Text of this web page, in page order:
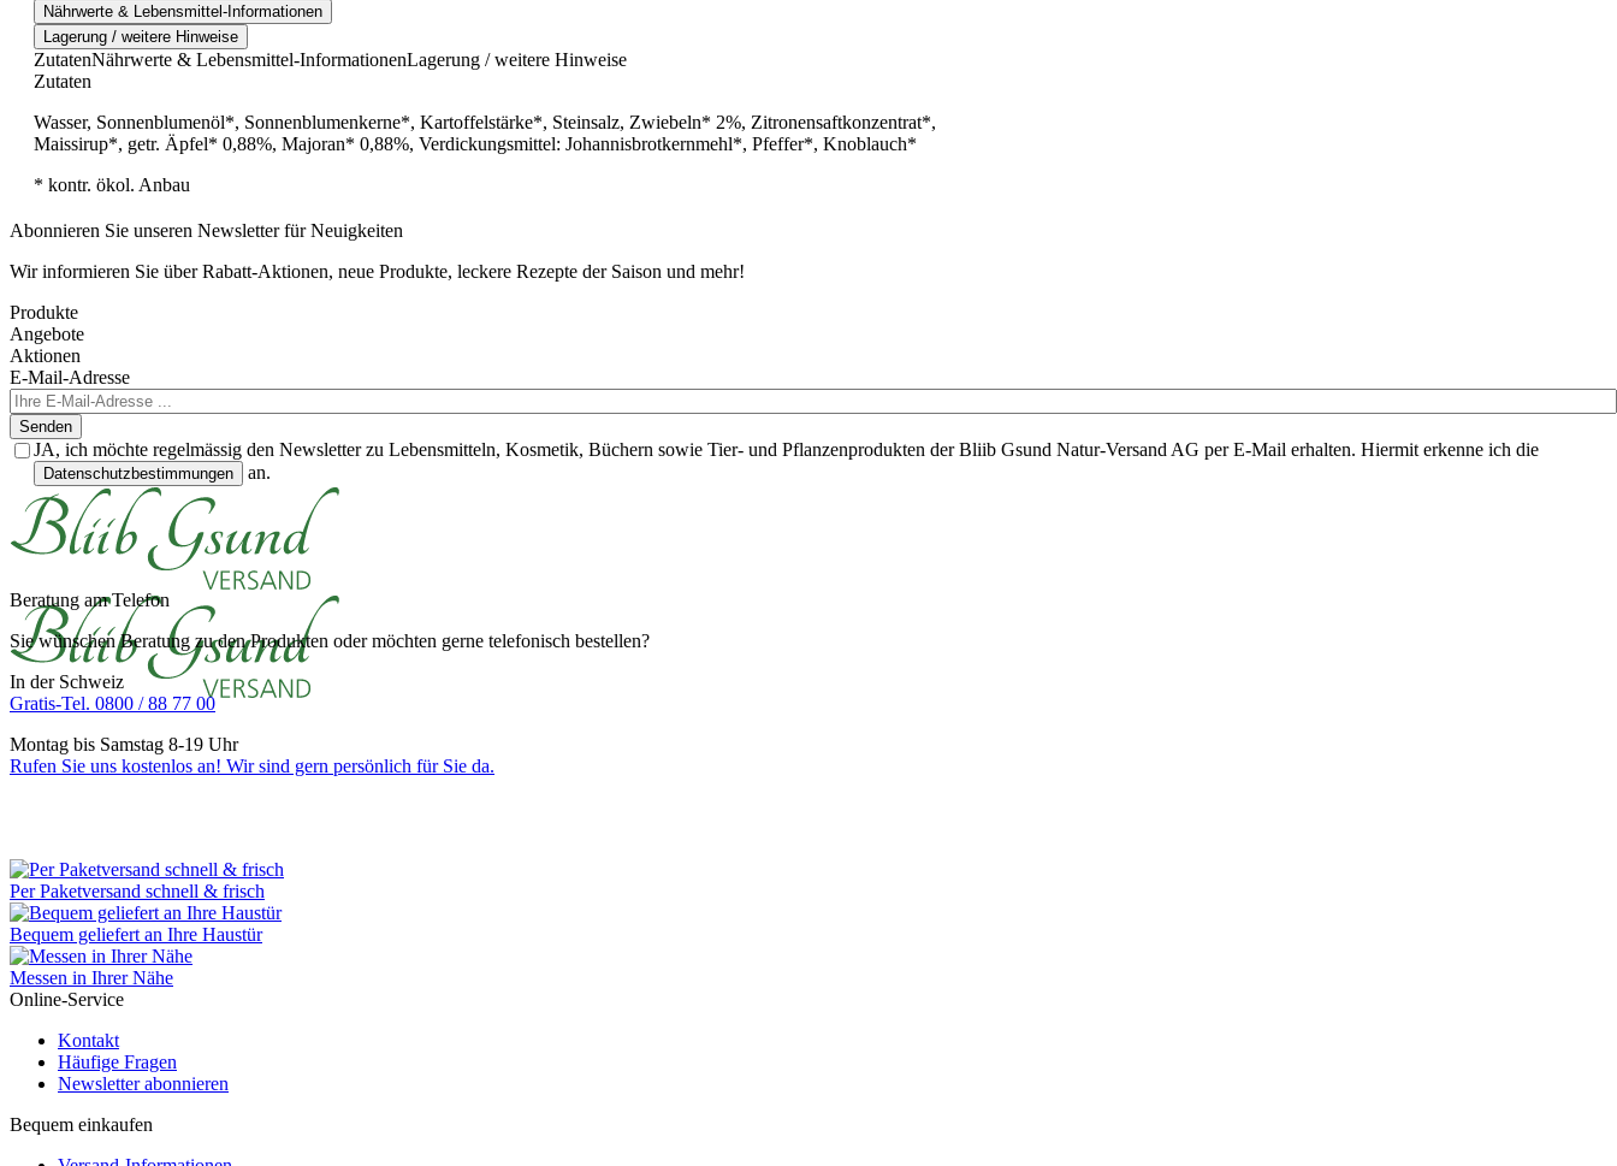
Nährwerte & Lebensmittel-Informationen
Lagerung / weitere Hinweise
ZutatenNährwerte & Lebensmittel-InformationenLagerung / weitere Hinweise
Zutaten
Wasser, Sonnenblumenöl*, Sonnenblumenkerne*, Kartoffelstärke*, Steinsalz, Zwiebeln* 2%, Zitronensaftkonzentrat*,
Maissirup*, getr. Äpfel* 0,88%, Majoran* 0,88%, Verdickungsmittel: Johannisbrotkernmehl*, Pfeffer*, Knoblauch*
* kontr. ökol. Anbau
Abonnieren Sie unseren Newsletter für Neuigkeiten
Wir informieren Sie über Rabatt-Aktionen, neue Produkte, leckere Rezepte der Saison und mehr!
Produkte
Angebote
Aktionen
E-Mail-Adresse
Senden
JA, ich möchte regelmässig den Newsletter zu Lebensmitteln, Kosmetik, Büchern sowie Tier- und Pflanzenprodukten der Bliib Gsund Natur-Versand AG per E-Mail erhalten. Hiermit erkenne ich die
Datenschutzbestimmungen an.
Beratung am Telefon
Sie wünschen Beratung zu den Produkten oder möchten gerne telefonisch bestellen?
In der Schweiz
Gratis-Tel. 0800 / 88 77 00
Montag bis Samstag 8-19 Uhr
Rufen Sie uns kostenlos an! Wir sind gern persönlich für Sie da.
Per Paketversand schnell & frisch
Bequem geliefert an Ihre Haustür
Messen in Ihrer Nähe
Online-Service
Kontakt
Häufige Fragen
Newsletter abonnieren
Bequem einkaufen